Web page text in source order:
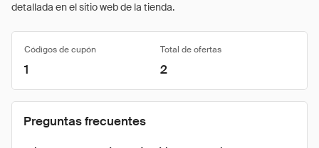
detallada en el sitio web de la tienda.
Códigos de cupón Total de ofertas
1 2
Preguntas frecuentes